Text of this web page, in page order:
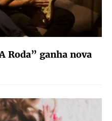
Roda” ganha nova